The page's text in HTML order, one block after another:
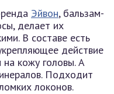
Эйвон, бальзам-
делает их
В составе есть
действие
кожу головы. А
Подходит
локонов.